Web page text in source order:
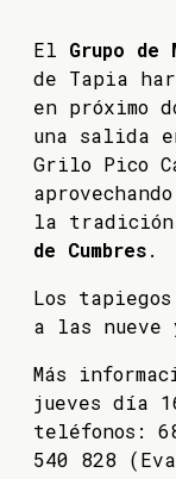
El Grupo de
de Tapia
en próximo
una salida
Grilo Pico
la tradición
de Cumbres.
Los
a las nueve
Más
jueves día
teléfonos:
540 828